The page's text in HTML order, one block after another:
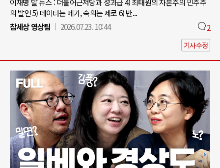
의 발언 5) 데이터는 메가, 숙의는 제로 6) 반...
참세상 영상팀
2026.07.23. 10:44 2
기사수정